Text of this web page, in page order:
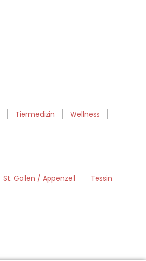
Tiermedizin
Wellness
St. Gallen / Appenzell
Tessin